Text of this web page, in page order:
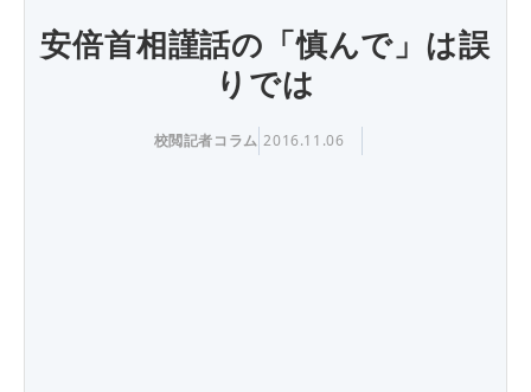
安倍首相謹話の「慎んで」は誤
りでは
校閲記者コラム 2016.11.06